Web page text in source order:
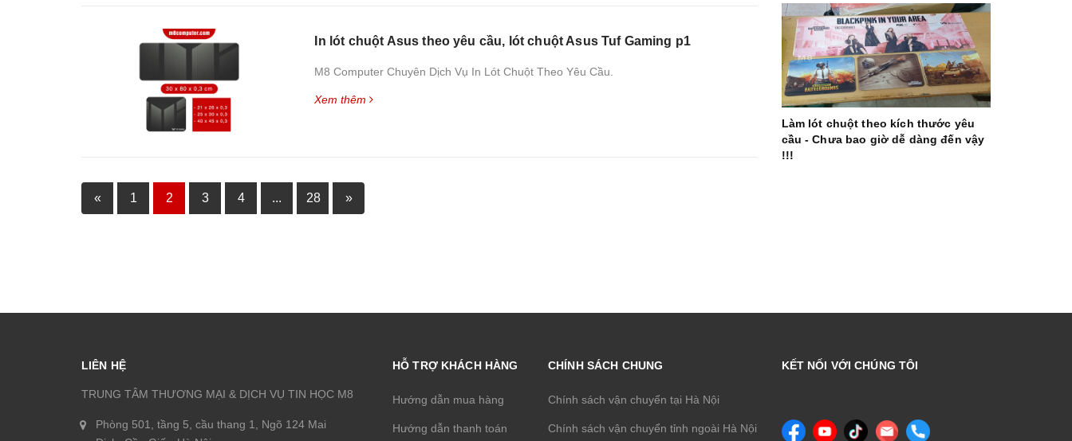
In lót chuột Asus theo yêu cầu, lót chuột Asus Tuf Gaming p1
M8 Computer Chuyên Dịch Vụ In Lót Chuột Theo Yêu Cầu.
Xem thêm
« 1 2 3 4 ... 28 »
Làm lót chuột theo kích thước yêu
cầu - Chưa bao giờ dễ dàng đến vậy
!!!
LIÊN HỆ
TRUNG TÂM THƯƠNG MẠI & DỊCH VỤ TIN HỌC M8
Phòng 501, tầng 5, cầu thang 1, Ngõ 124 Mai
HỖ TRỢ KHÁCH HÀNG
Hướng dẫn mua hàng
Hướng dẫn thanh toán
CHÍNH SÁCH CHUNG
Chính sách vận chuyển tại Hà Nội
Chính sách vận chuyển tỉnh ngoài Hà Nội
KẾT NỐI VỚI CHÚNG TÔI